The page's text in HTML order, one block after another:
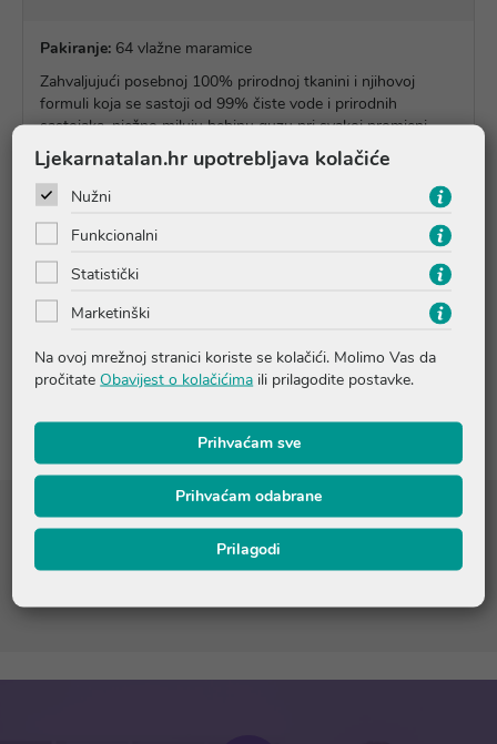
Pakiranje: 64 vlažne maramice
Zahvaljujući posebnoj 100% prirodnoj tkanini i njihovoj
formuli koja se sastoji od 99% čiste vode i prirodnih
sastojaka, nježno miluju bebinu guzu pri svakoj promjeni
pelena ostavljajući kožu čistom i mekom. Posebno pogodne
za osjetljivu i nježnu kožu od prvih dana.
Upute o proizvodu
Pitanja i odgovori
Sastojci
Aqua; Coco-glucoside; Citric Acid; Sodium Citrate; Cetrimonium
Ljekarnatalan.hr upotrebljava kolačiće
Nužni
Funkcionalni
Statistički
Marketinški
Na ovoj mrežnoj stranici koriste se kolačići. Molimo Vas da
pročitate Obavijest o kolačićima ili prilagodite postavke.
Prihvaćam sve
Prihvaćam odabrane
Prilagodi